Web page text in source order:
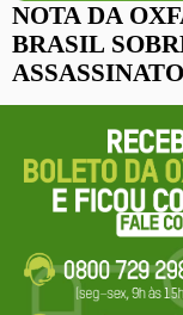
NOTA DA
BRASIL
JOÃO
EM UMA
CARREFOUR
PORTO